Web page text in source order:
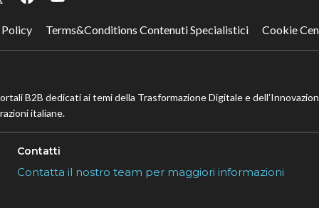
Terms&Conditions Contenuti Specialistici Cookie
B2B dedicati ai temi della Trasformazione Digitale e
italiane.
Contatti
Contatta il nostro team per maggiori informazioni